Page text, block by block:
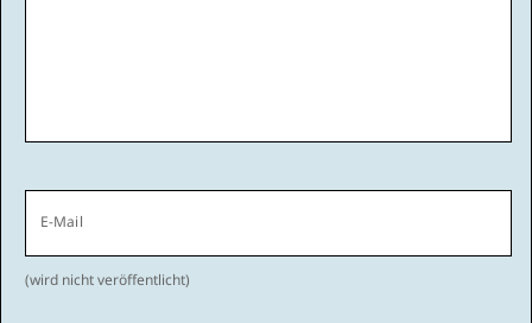
E-Mail
(wird nicht veröffentlicht)